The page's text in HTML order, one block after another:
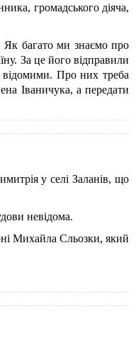
громадського діяча,
багато ми знаємо про
За це його відправили
відомими. Про них треба
Іваничука, а передати
у селі Заланів, що
невідома.
Михайла Сльозки, який